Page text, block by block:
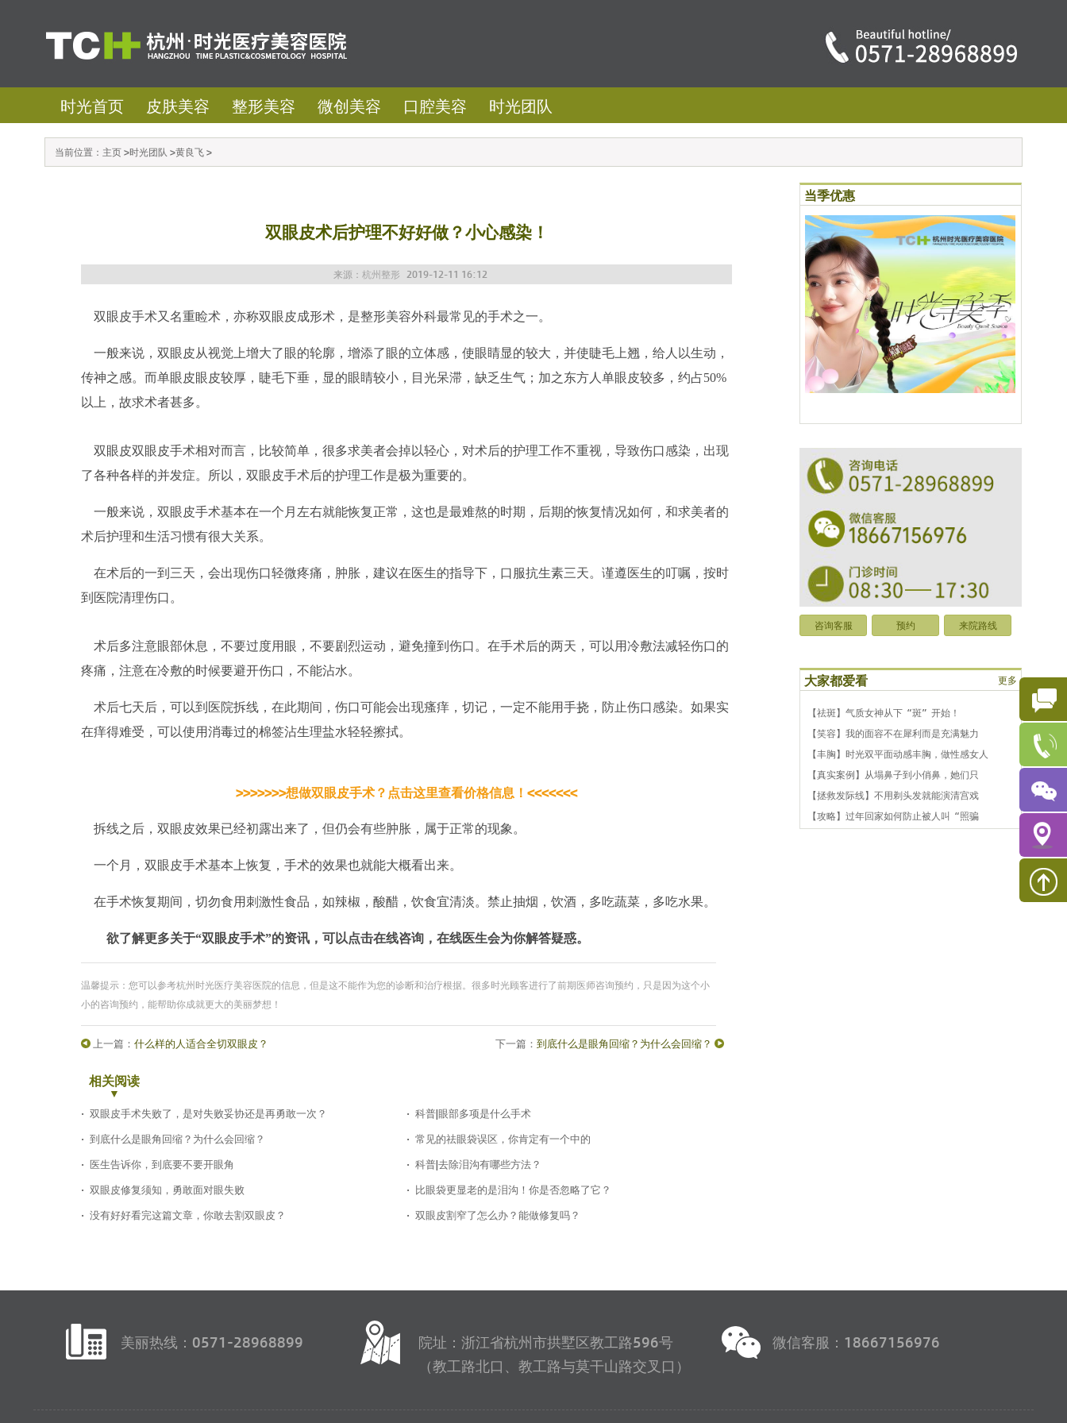
时光首页 皮肤美容 整形美容 微创美容 口腔美容 时光团队
当前位置： 主页>时光团队 >黄良飞>
双眼皮术后护理不好好做？小心感染！
来源： 杭州整形 2019-12-11 16:12
双眼皮手术又名重睑术，亦称双眼皮成形术，是整形美容外科最常见的手术之一。
一般来说，双眼皮从视觉上增大了眼的轮廓，增添了眼的立体感，使眼睛显的较大，并使睫毛上翘，给人以生动，
传神之感。而单眼皮眼皮较厚，睫毛下垂，显的眼睛较小，目光呆滞，缺乏生气；加之东方人单眼皮较多，约占50%
以上，故求术者甚多。
双眼皮双眼皮手术相对而言，比较简单，很多求美者会掉以轻心，对术后的护理工作不重视 ， 导致伤口感染，出现
了各种各样的并发症。所以，双眼皮手术后的护理工作是极为重要的。
一般来说，双眼皮手术基本在一个月左右就能恢复正常，这也是最难熬的时期，后期的恢复情况如何，和求美者的
术后护理和生活习惯有很大关系。
在术后的一到三天，会出现伤口轻微疼痛，肿胀，建议在医生的指导下，口服抗生素三天。谨遵医生的叮嘱，按时
到医院清理伤口。
术后多注意眼部休息，不要过度用眼 ，不要剧烈运动，避免撞到伤口。在手术后的两天，可以用冷敷法减轻伤口的
疼痛，注意在冷敷的时候要避开伤口，不能沾水。
术后七天后，可以到医院拆线，在此期间，伤口可能会出现瘙痒，切记，一定不能用手挠，防止伤口感染。如果实
在痒得难受，可以使用消毒过的棉签沾生理盐水轻轻擦拭。
>>>>>>>想做双眼皮手术？点击这里查看价格信息！<<<<<<<
拆线之后，双眼皮效果已经初露出来了，但仍会有些肿胀，属于正常的现象。
一个月，双眼皮手术基本上恢复，手术的效果也就能大概看出来。
在手术恢复期间，切勿食用刺激性食品，如辣椒，酸醋，饮食宜清淡。禁止抽烟，饮酒，多吃蔬菜，多吃水果。
欲了解更多关于“双眼皮手术”的资讯，可以点击在线咨询，在线医生会为你解答疑惑。
温馨提示：您可以参考杭州时光医疗美容医院的信息，但是这不能作为您的诊断和治疗根据。很多时光顾客进行了前期医师咨询预约，只是因为这个小
小的咨询预约，能帮助你成就更大的美丽梦想！
上一篇： 什么样的人适合全切双眼皮？ 下一篇： 到底什么是眼角回缩？为什么会回缩？
相关阅读
双眼皮手术失败了，是对失败妥协还是再勇敢一次？
科普|眼部多项是什么手术
到底什么是眼角回缩？为什么会回缩？
常见的祛眼袋误区，你肯定有一个中的
医生告诉你，到底要不要开眼角
科普|去除泪沟有哪些方法？
双眼皮修复须知，勇敢面对眼失败
比眼袋更显老的是泪沟！你是否忽略了它？
没有好好看完这篇文章，你敢去割双眼皮？
双眼皮割窄了怎么办？能做修复吗？
当季优惠
咨询客服 预约 来院路线
更多
大家都爱看
【祛斑】气质女神从下“斑”开始！
【笑容】我的面容不在犀利而是充满魅力
【丰胸】时光双平面动感丰胸，做性感女人
【真实案例】从塌鼻子到小俏鼻，她们只
【拯救发际线】不用剃头发就能演清宫戏
【攻略】过年回家如何防止被人叫“照骗
美丽热线：0571-28968899
院址：浙江省杭州市拱墅区教工路596号
（教工路北口、教工路与莫干山路交叉口）
微信客服：18667156976